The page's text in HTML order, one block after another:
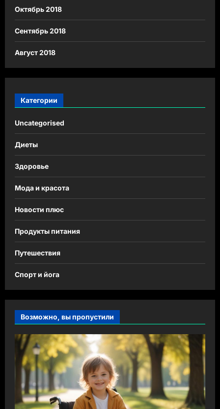
Октябрь 2018
Сентябрь 2018
Август 2018
Категории
Uncategorised
Диеты
Здоровье
Мода и красота
Новости плюс
Продукты питания
Путешествия
Спорт и йога
Возможно, вы пропустили